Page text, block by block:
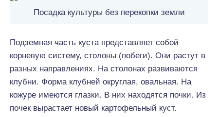
Посадка культуры без перекопки земли
Подземная часть куста представляет собой
корневую систему, столоны (побеги). Они растут в
разных направлениях. На столонах развиваются
клубни. Форма клубней округлая, овальная. На
кожуре имеются глазки. В них находятся почки. Из
почек вырастает новый картофельный куст.